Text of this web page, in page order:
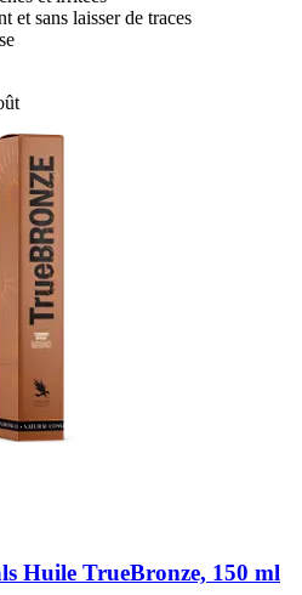
et sans laisser de traces
Huile TrueBronze, 150 ml